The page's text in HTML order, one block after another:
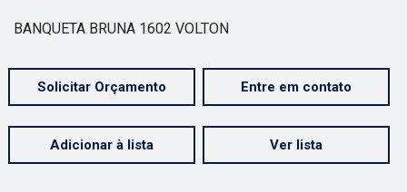
BANQUETA BRUNA 1602 VOLTON
Solicitar Orçamento Entre em contato
Adicionar à lista Ver lista